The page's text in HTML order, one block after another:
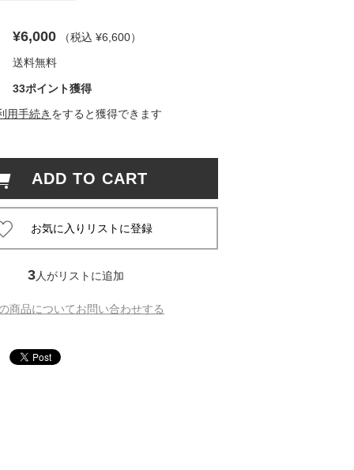
崎
屋
¥6,000 （税込 ¥6,600）
送料無料
33ポイント獲得
用手続き をすると獲得できます
ADD TO CART
3人がリストに追加
商品についてお問い合わせする